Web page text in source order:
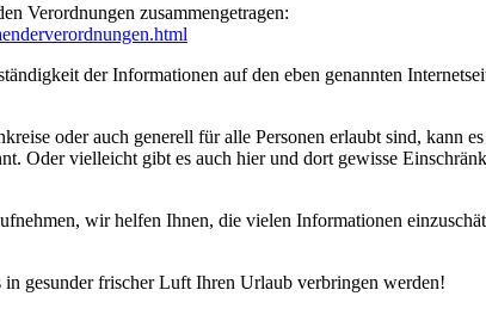
Verordnungen zusammengetragen:
der Informationen auf den eben genannten
oder auch generell für alle Personen erlaubt sind, kann
Oder vielleicht gibt es auch hier und dort gewisse
wir helfen Ihnen, die vielen Informationen
gesunder frischer Luft Ihren Urlaub verbringen werden!